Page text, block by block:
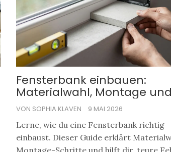
Fensterbank einbauen:
Materialwahl, Montage und
häufige Fehler vermeiden
VON SOPHIA KLAVEN 9 MAI 2026
Lerne, wie du eine Fensterbank richtig
einbaust. Dieser Guide erklärt
Montage-Schritte und hilft dir, teure